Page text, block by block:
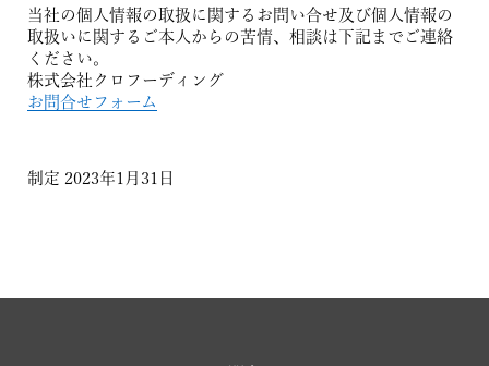
当社の個人情報の取扱に関するお問い合せ及び個人情報の
取扱いに関するご本人からの苦情、相談は下記までご連絡
ください。
株式会社クロフーディング
お問合せフォーム
制定 2023年1月31日